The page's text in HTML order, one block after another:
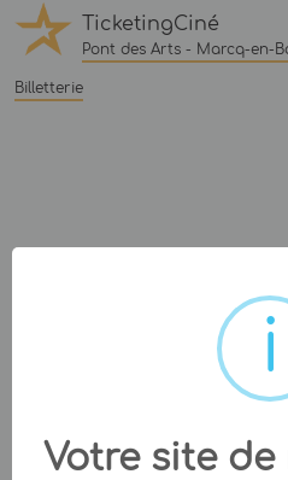
TicketingCiné
Pont des Arts - Marcq-en-
Billetterie
Votre site